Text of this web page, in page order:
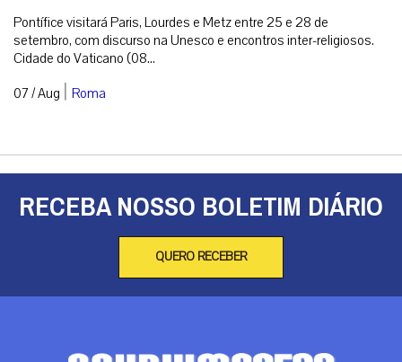
Pontífice visitará Paris, Lourdes e Metz entre 25 e 28 de
setembro, com discurso na Unesco e encontros inter-religiosos.
Cidade do Vaticano (08...
07 / Aug | Roma
RECEBA NOSSO BOLETIM DIÁRIO
QUERO RECEBER